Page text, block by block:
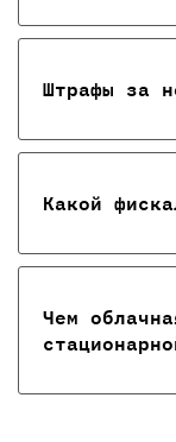
Штрафы за
Какой
Чем